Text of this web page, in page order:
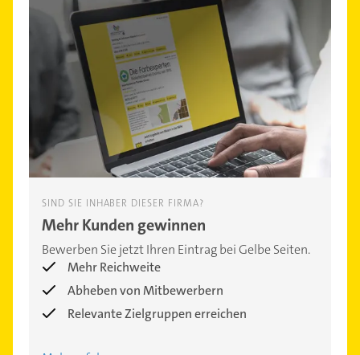
SIND SIE INHABER DIESER FIRMA?
Mehr Kunden gewinnen
Bewerben Sie jetzt Ihren Eintrag bei Gelbe Seiten.
Mehr Reichweite
Abheben von Mitbewerbern
Relevante Zielgruppen erreichen